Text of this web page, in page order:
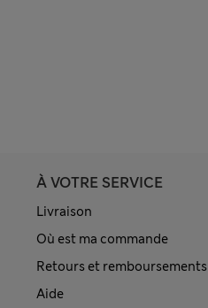
À VOTRE SERVICE
Livraison
Où est ma commande
Retours et remboursements
Aide